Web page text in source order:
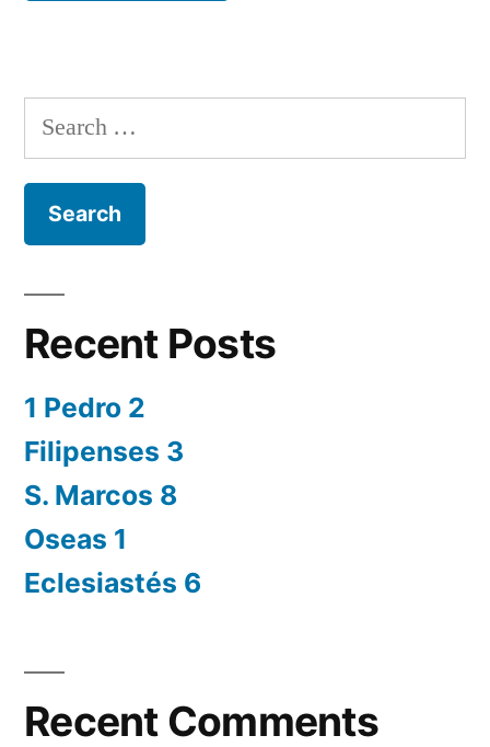
Search
for:
Recent Posts
1 Pedro 2
Filipenses 3
S. Marcos 8
Oseas 1
Eclesiastés 6
Recent Comments